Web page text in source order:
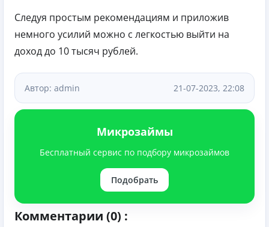
Следуя простым рекомендациям и приложив
немного усилий можно с легкостью выйти на
доход до 10 тысяч рублей.
Автор: admin 21-07-2023, 22:08
Микрозаймы
Бесплатный сервис по подбору микрозаймов
Подобрать
Комментарии (0) :